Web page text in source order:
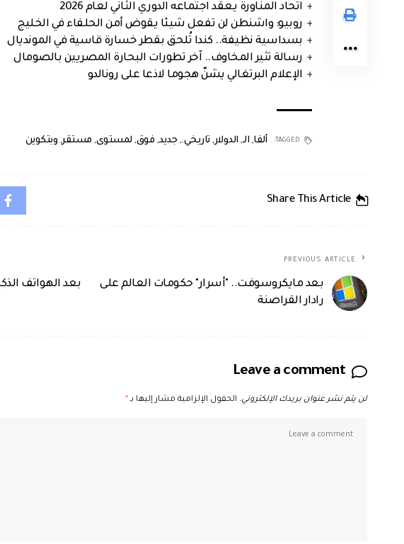
اتحاد المناورة يعقد اجتماعه الدوري الثاني لعام 2026
روبيو: واشنطن لن تفعل شيئا يقوض أمن الحلفاء في الخليج
بسداسية نظيفة.. كندا تُلحق بقطر خسارة قاسية في المونديال
رسالة تثير المخاوف.. آخر تطورات البحارة المصريين بالصومال
الإعلام البرتغالي يشنّ هجوما لاذعا على رونالدو
TAGGED: ألفا, الـ, الدولار , تاريخي.,جديد, فوق, لمستوى, مستقر, وبتكوين
Share This Article
PREVIOUS ARTICLE
بعد مايكروسوفت.. "أسرار" حكومات العالم على
رادار القراصنة
بعد الهواتف
Leave a comment
لن يتم نشر عنوان بريدك الإلكتروني. الحقول الإلزامية مشار إليها بـ*